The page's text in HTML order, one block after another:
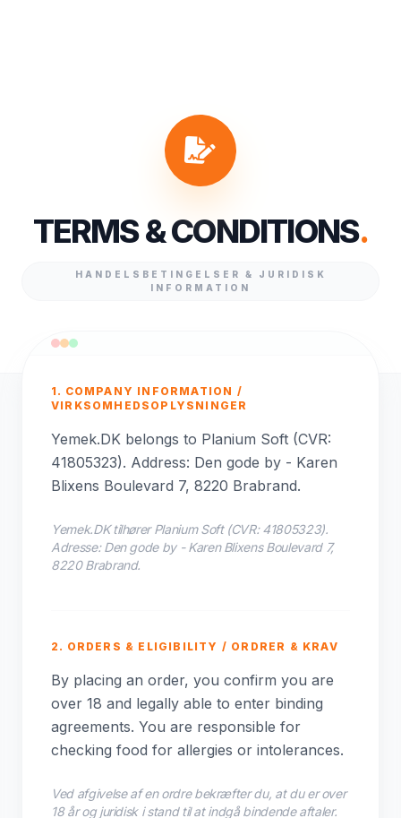
TERMS & CONDITIONS.
HANDELSBETINGELSER & JURIDISK
INFORMATION
1. COMPANY INFORMATION /
VIRKSOMHEDSOPLYSNINGER
Yemek.DK belongs to Planium Soft (CVR:
41805323). Address: Den gode by - Karen
Blixens Boulevard 7, 8220 Brabrand.
Yemek.DK tilhører Planium Soft (CVR: 41805323).
Adresse: Den gode by - Karen Blixens Boulevard 7,
8220 Brabrand.
2. ORDERS & ELIGIBILITY / ORDRER & KRAV
By placing an order, you confirm you are
over 18 and legally able to enter binding
agreements. You are responsible for
checking food for allergies or intolerances.
Ved afgivelse af en ordre bekræfter du, at du er over
18 år og juridisk i stand til at indgå bindende aftaler.